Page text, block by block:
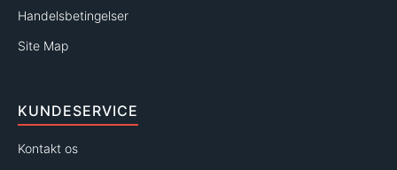
Handelsbetingelser
Site Map
KUNDESERVICE
Kontakt os